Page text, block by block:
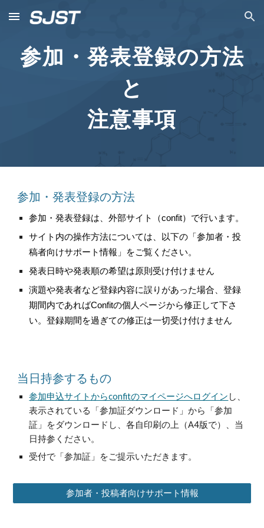
Skip to main content Skip to navigation
参加・発表登録の方法
と
注意事項
参加・発表登録の方法
参加・発表登録は、外部サイト（confit）で行います。
サイト内の操作方法については、以下の「参加者・投
稿者向けサポート情報」をご覧ください。
発表日時や発表順の希望は原則受け付けません
演題や発表者など登録内容に誤りがあった場合、登録
期間内であればConfitの個人ページから修正して下さ
い。登録期間を過ぎての修正は一切受け付けません
当日持参するもの
参加申込サイトからconfitのマイページへログイン し、
表示されている「参加証ダウンロード」から「参加
証」をダウンロードし、各自印刷の上（A4版で）、当
日持参ください。
受付で「参加証」をご提示いただきます。
参加者・投稿者向けサポート情報